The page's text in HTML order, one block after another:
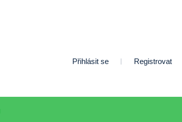
Přihlásit se Registrovat